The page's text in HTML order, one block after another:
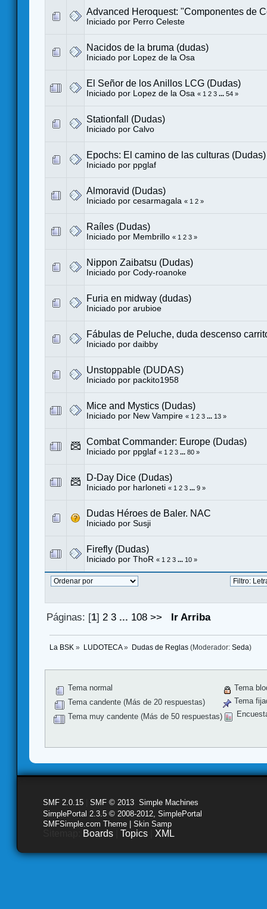
Advanced Heroquest: "Componentes de
Iniciado por Perro Celeste
Nacidos de la bruma (dudas)
Iniciado por Lopez de la Osa
El Señor de los Anillos LCG (Dudas)
Iniciado por Lopez de la Osa « 1 2 3 ... 54 »
Stationfall (Dudas)
Iniciado por Calvo
Epochs: El camino de las culturas (Dudas)
Iniciado por ppglaf
Almoravid (Dudas)
Iniciado por cesarmagala « 1 2 »
Raíles (Dudas)
Iniciado por Membrillo « 1 2 3 »
Nippon Zaibatsu (Dudas)
Iniciado por Cody-roanoke
Furia en midway (dudas)
Iniciado por arubioe
Fábulas de Peluche, duda descenso
Iniciado por daibby
Unstoppable (DUDAS)
Iniciado por packito1958
Mice and Mystics (Dudas)
Iniciado por New Vampire « 1 2 3 ... 13 »
Combat Commander: Europe (Dudas)
Iniciado por ppglaf « 1 2 3 ... 80 »
D-Day Dice (Dudas)
Iniciado por harloneti « 1 2 3 ... 9 »
Dudas Héroes de Baler. NAC
Iniciado por Susji
Firefly (Dudas)
Iniciado por ThoR « 1 2 3 ... 10 »
Páginas: [1] 2 3 ... 108 >> Ir Arriba
La BSK » LUDOTECA» Dudas de Reglas(Moderador: Seda)
Tema normal
Tema candente (Más de 20 respuestas)
Tema muy candente (Más de 50 respuestas)
Tema
Tema
SMF 2.0.15 SMF © 2013 Simple Machines
SimplePortal 2.3.5 © 2008-2012, SimplePortal
SMFSimple.com Theme | Skin Samp
Boards Topics XML